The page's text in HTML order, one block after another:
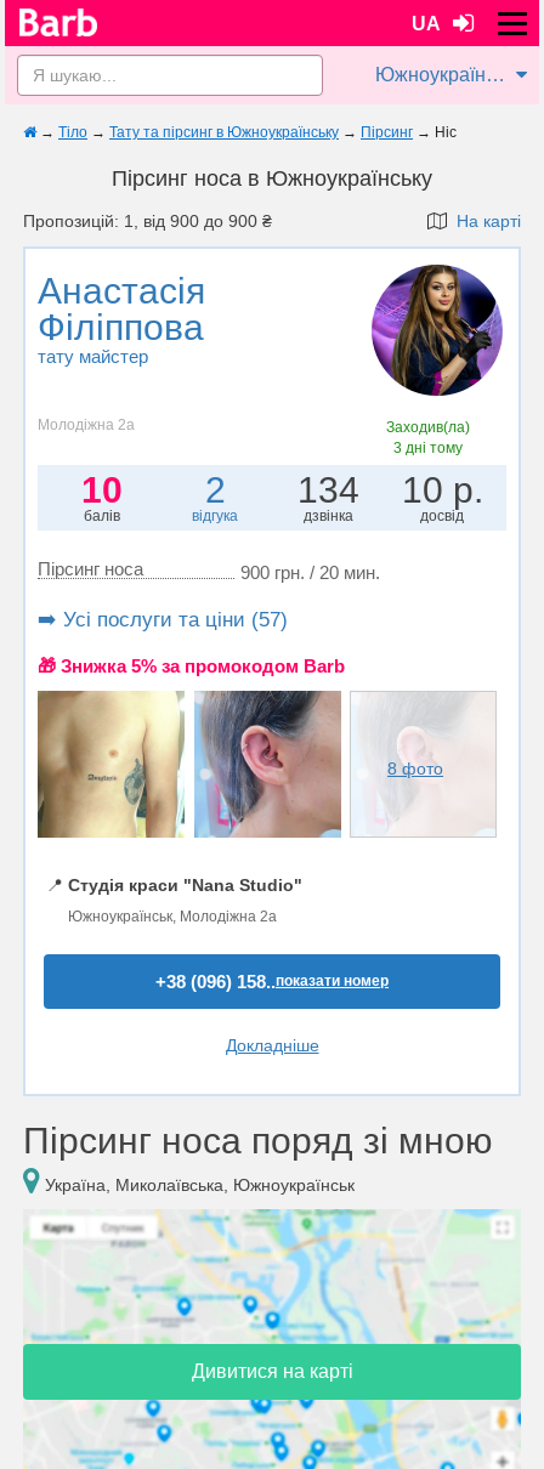
UA
Южноукраїнськ
→ Тіло → Тату та пірсинг в Южноукраїнську → Пірсинг → Ніс
Пірсинг носа в Южноукраїнську
Пропозицій: 1, від 900 до 900 ₴ На карті
Анастасія
Філіппова
тату майстер
Молодіжна 2а
Заходив(ла)
3 дні тому
10
балів
2
відгука
134
дзвінка
10 р.
досвід
Пірсинг носа 900 грн. / 20 мин.
➡️ Усі послуги та ціни (57)
🎁 Знижка 5% за промокодом Barb
8 фото
📍 Студія краси "Nana Studio"
Южноукраїнськ, Молодіжна 2а
+38 (096) 158..показати номер
Докладніше
Пірсинг носа поряд зі мною
Україна, Миколаївська, Южноукраїнськ
Дивитися на карті